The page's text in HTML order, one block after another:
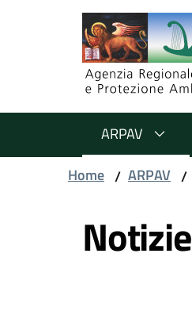
Salta al contenuto
Salta alla navigazione
Salta al footer
ARPAV
Home / ARPAV /
Notizie